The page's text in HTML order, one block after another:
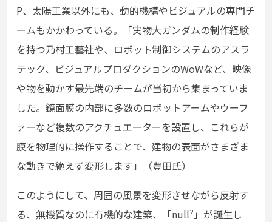
P、太陽工業以外にも、動的機構やビジュアルの専門チ
ームもかかわっている。「実物大ガンダムの制作経験
を持つ乃村工藝社や、ロボット制御システムのアスラ
テック、ビジュアルプロダクションのWoWなど、映像
や物を動かす最先端のチームが当初から集まっていま
した。鏡面膜の内部に多数のロボットアームやウーフ
ァーなど複数のアクチュエーターを設置し、これらが
膜を物理的に操作することで、建物の表面がさまざま
な動きで絶えず変形します」（豊田氏）
このようにして、周囲の風景を変形させながら反射す
る、無機質なのに有機的な建築、「null²」が誕生し